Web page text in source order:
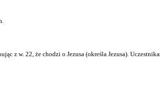
z w. 22, że chodzi o Jezusa (określa Jezusa).